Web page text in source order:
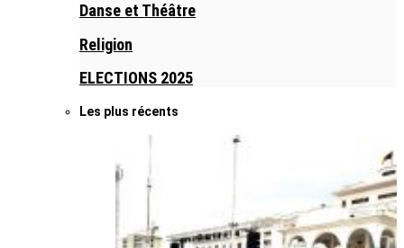
Danse et Théâtre
Religion
ELECTIONS 2025
Les plus récents